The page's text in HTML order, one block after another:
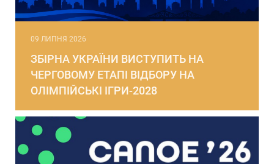
09 ЛИПНЯ 2026
ЗБІРНА УКРАЇНИ ВИСТУПИТЬ НА
ЧЕРГОВОМУ ЕТАПІ ВІДБОРУ НА
ОЛІМПІЙСЬКІ ІГРИ-2028